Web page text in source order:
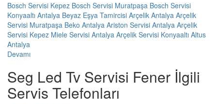
Bosch Servisi Kepez Bosch Servisi Muratpaşa Bosch Servisi
Konyaaltı Antalya Beyaz Eşya Tamircisi Arçelik Antalya Arçelik
Servisi Muratpaşa Beko Antalya Ariston Servisi Antalya Arçelik
Servisi Kepez Miele Servisi Antalya Arçelik Servisi Konyaaltı Altus
Antalya
Devamı
Seg Led Tv Servisi Fener İlgili
Servis Telefonları